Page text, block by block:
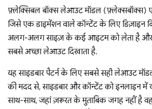
फ़्लेक्सिबल बॉक्स लेआउट मॉडल (फ़्लेक्सबॉक्स)
जिसे एक डाइमेंशन वाले कॉन्टेंट के लिए डिज़ाइन
अलग-अलग साइज़ के कई आइटम को लेता है
सबसे अच्छा लेआउट दिखाता है.
यह साइडबार पैटर्न के लिए सबसे सही लेआउट
की मदद से, साइडबार और कॉन्टेंट को इनलाइन में
साथ-साथ, जहां ज़रूरत के मुताबिक जगह नहीं है